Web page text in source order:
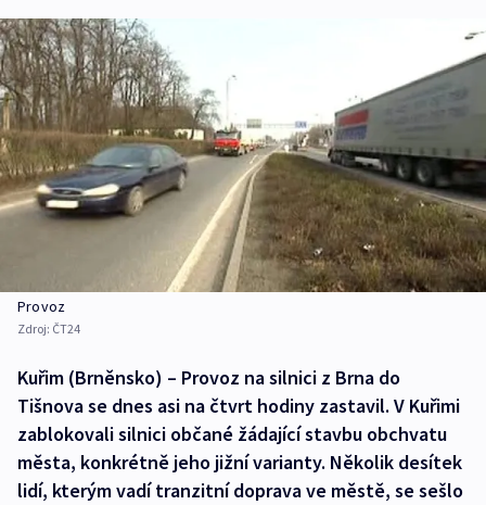
Provoz
Zdroj: ČT24
Kuřim (Brněnsko) – Provoz na silnici z Brna do
Tišnova se dnes asi na čtvrt hodiny zastavil. V Kuřimi
zablokovali silnici občané žádající stavbu obchvatu
města, konkrétně jeho jižní varianty. Několik desítek
lidí, kterým vadí tranzitní doprava ve městě, se sešlo